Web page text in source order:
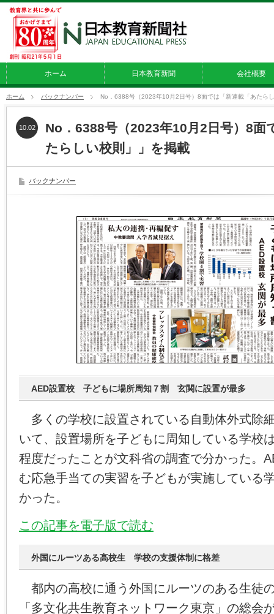
ホーム 日本教育新聞 会社概要
ホーム バックナンバー No．6388号（2023年10月2日号）8面では「新連載「あたら
No．6388号（2023年10月2日号）8面
たらしい校則」」を掲載
10.02
バックナンバー
AED設置校 子どもに場所周知７割 玄関に設置が最多
多くの学校に設置されている自動体外式除
いて、設置場所を子どもに周知している学校
程度だったことが文科省の調査で分かった。
む応急手当ての実習を子どもが実施している
かった。
この記事を電子版で読む
外国にルーツある高校生 学校の支援体制に格差
都内の高校に通う外国にルーツのある生徒
「多文化共生教育ネットワーク東京」の総会